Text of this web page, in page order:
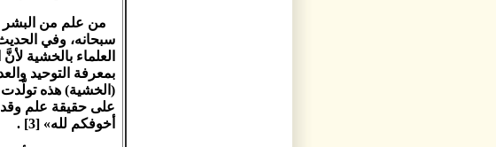
من علم من البشر
سبحانه، وفي
العلماء بالخشية
بمعرفة التوحيد
(الخشية) هذه تولّدت
على حقيقة علم
أخوفكم لله» [3] .